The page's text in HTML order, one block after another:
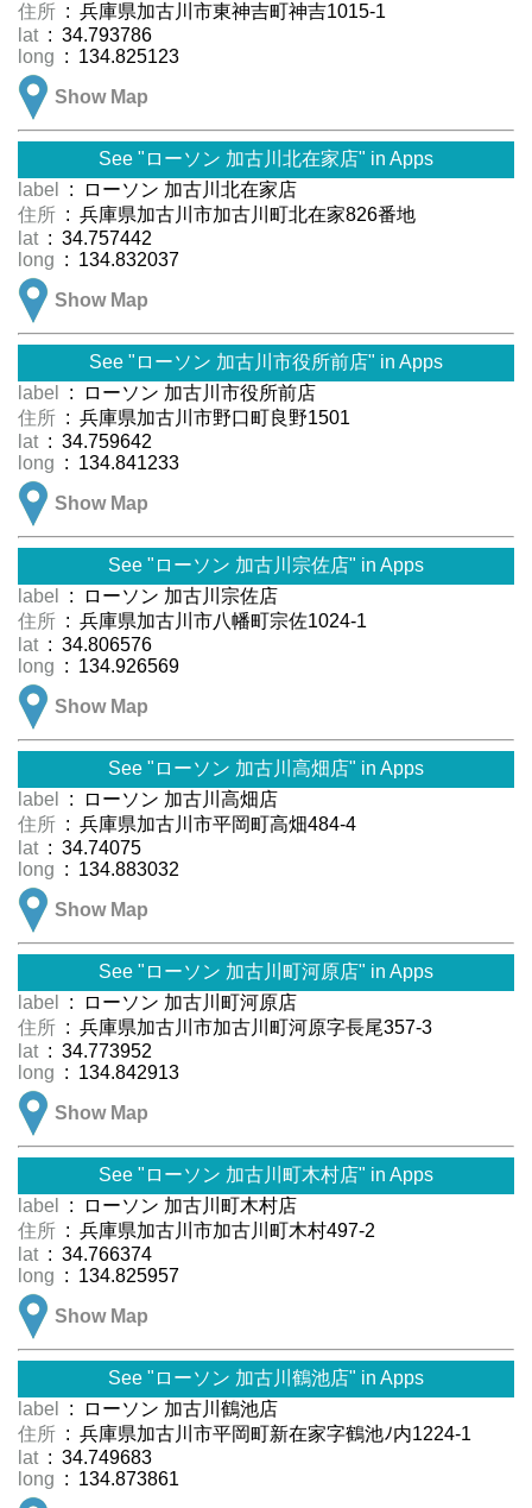
住所 : 兵庫県加古川市東神吉町神吉1015-1
lat : 34.793786
long : 134.825123
Show Map
See "ローソン 加古川北在家店" in Apps
label
: ローソン 加古川北在家店
住所 : 兵庫県加古川市加古川町北在家826番地
lat : 34.757442
long : 134.832037
Show Map
See "ローソン 加古川市役所前店" in Apps
label
: ローソン 加古川市役所前店
住所 : 兵庫県加古川市野口町良野1501
lat : 34.759642
long : 134.841233
Show Map
See "ローソン 加古川宗佐店" in Apps
label
: ローソン 加古川宗佐店
住所 : 兵庫県加古川市八幡町宗佐1024-1
lat : 34.806576
long : 134.926569
Show Map
See "ローソン 加古川高畑店" in Apps
label
: ローソン 加古川高畑店
住所 : 兵庫県加古川市平岡町高畑484-4
lat : 34.74075
long : 134.883032
Show Map
See "ローソン 加古川町河原店" in Apps
label
: ローソン 加古川町河原店
住所 : 兵庫県加古川市加古川町河原字長尾357-3
lat : 34.773952
long : 134.842913
Show Map
See "ローソン 加古川町木村店" in Apps
label
: ローソン 加古川町木村店
住所 : 兵庫県加古川市加古川町木村497-2
lat : 34.766374
long : 134.825957
Show Map
See "ローソン 加古川鶴池店" in Apps
label
: ローソン 加古川鶴池店
住所 : 兵庫県加古川市平岡町新在家字鶴池ﾉ内1224-1
lat : 34.749683
long : 134.873861